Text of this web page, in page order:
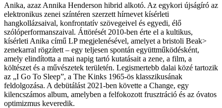
Anika, azaz Annika Henderson hibrid alkotó. Az egykori újságíró az
elektronikus zenei színtéren szerzett hírnevet kísérleti
hangkollázsaival, konfrontatív szövegeivel és egyedi, élő
szólóperformanszaival. Áttörését 2010-ben érte el a kultikus,
kísérleti Anika című LP megjelenésével, amelyet a bristoli Beak>
zenekarral rögzített – egy teljesen spontán együttműködésként,
amely elindította a mai napig tartó kutatásait a zene, a film, a
költészet és a művészetek területén. Legismertebb dalai közé tartozik
az „I Go To Sleep”, a The Kinks 1965-ös klasszikusának
feldolgozása. A debütálást 2021-ben követte a Change, egy
kilencszámos album, amelyben a felfokozott frusztráció és az óvatos
optimizmus keveredik.